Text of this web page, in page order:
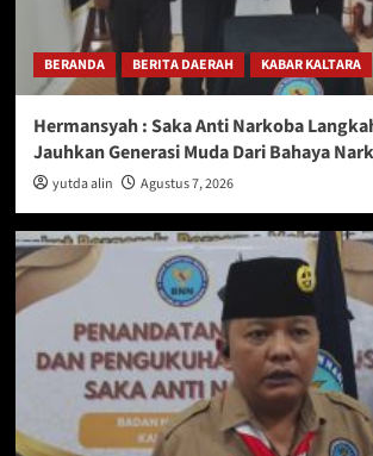
BERANDA BERITA DAERAH KABAR KALTARA
Hermansyah : Saka Anti Narkoba
Jauhkan Generasi Muda Dari Bahaya
yutda alin Agustus 7, 2026